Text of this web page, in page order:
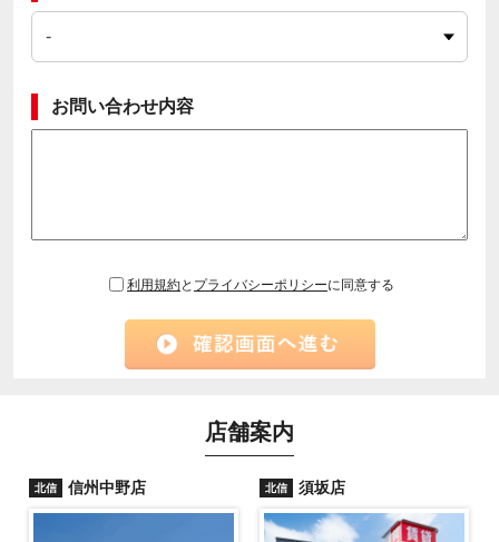
お問い合わせ内容
利用規約と プライバシーポリシーに同意する
店舗案内
北信 信州中野店 北信 須坂店